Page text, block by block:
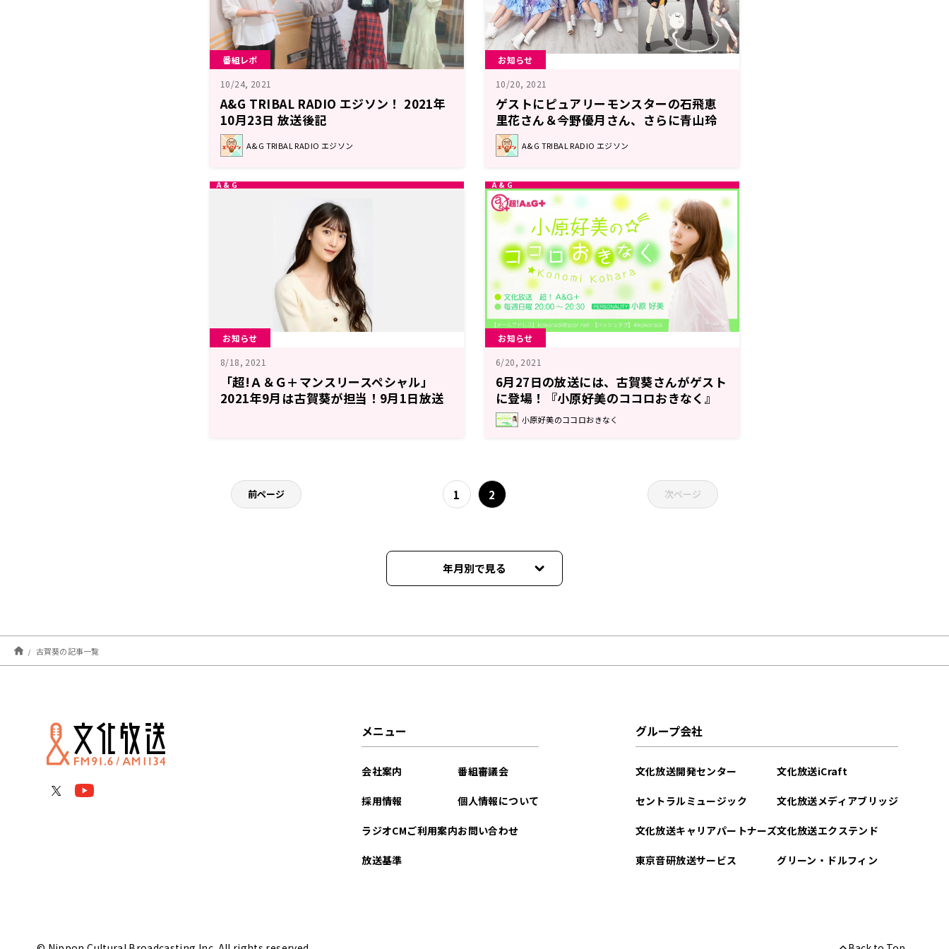
番組レポ
10/24, 2021
A&G TRIBAL RADIO エジソン！ 2021年
10月23日 放送後記
A&G TRIBAL RADIO エジソン
お知らせ
10/20, 2021
ゲストにピュアリーモンスターの石飛恵
里花さん＆今野優月さん、さらに青山玲
菜さん、古賀葵さんが登場！天﨑さんバ
ースデー企画もお届け！エジソン10月23
A&G TRIBAL RADIO エジソン
お知らせ
8/18, 2021
「超!Ａ＆Ｇ＋マンスリースペシャル」
2021年9月は古賀葵が担当！9月1日放送
お知らせ
6/20, 2021
6月27日の放送には、古賀葵さんがゲスト
に登場！『小原好美のココロおきなく』
小原好美のココロおきなく
前ページ 1 2 次ページ
年月別で見る
2024年03月
2023年11月
古賀葵の記事一覧
メニュー
会社案内
採用情報
ラジオCMご利用案内
放送基準
番組審議会
個人情報について
お問い合わせ
グループ会社
文化放送開発センター
セントラルミュージック
文化放送キャリアパートナーズ
東京音研放送サービス
文化放送iCraft
文化放送メディアブリッジ
文化放送エクステンド
グリーン・ドルフィン